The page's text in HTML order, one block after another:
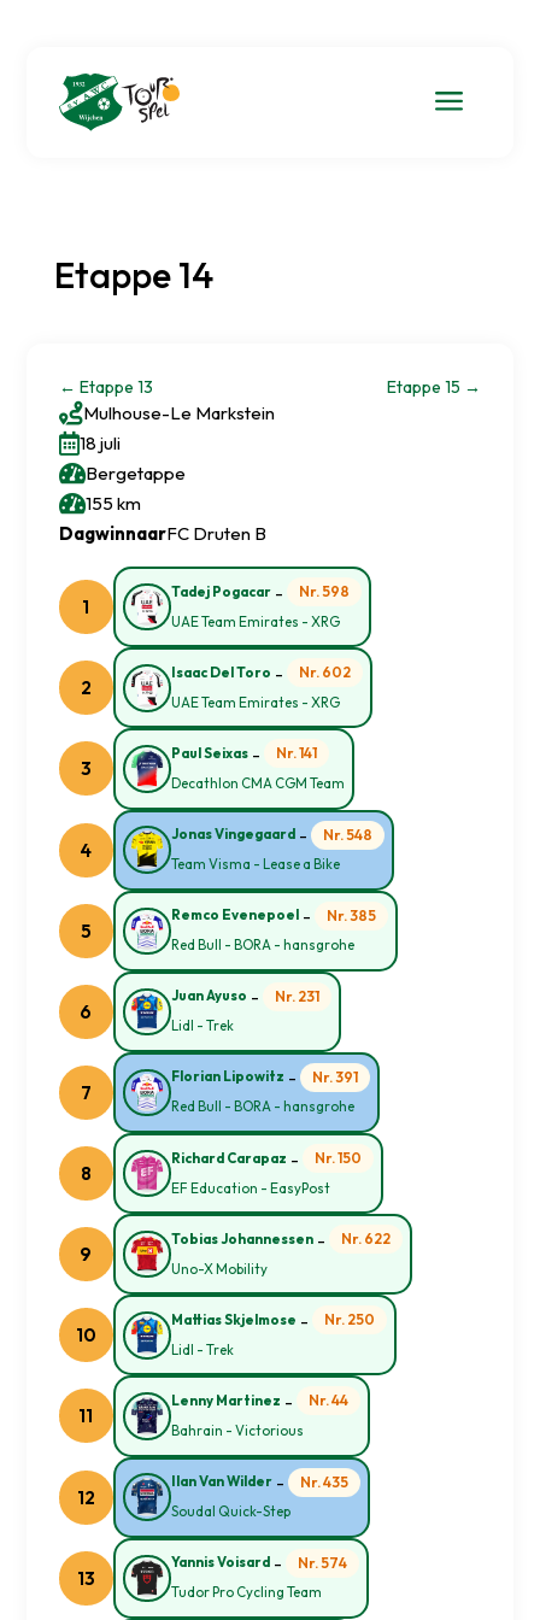
a
Etappe 14
← Etappe 13 Etappe 15 →
Mulhouse-Le Markstein
18 juli
Bergetappe
155 km
DagwinnaarFC Druten B
1
Tadej Pogacar- Nr. 598
UAE Team Emirates - XRG
2
Isaac Del Toro - Nr. 602
UAE Team Emirates - XRG
3
Paul Seixas- Nr. 141
Decathlon CMA CGM Team
4
Jonas Vingegaard- Nr. 548
Team Visma - Lease a Bike
5
Remco Evenepoel - Nr. 385
Red Bull - BORA - hansgrohe
6
Juan Ayuso - Nr. 231
Lidl - Trek
7
Florian Lipowitz - Nr. 391
Red Bull - BORA - hansgrohe
8
Richard Carapaz - Nr. 150
EF Education - EasyPost
9
Tobias Johannessen- Nr. 622
Uno-X Mobility
10
Mattias Skjelmose - Nr. 250
Lidl - Trek
11
Lenny Martinez - Nr. 44
Bahrain - Victorious
12
Ilan Van Wilder- Nr. 435
Soudal Quick-Step
13
Yannis Voisard- Nr. 574
Tudor Pro Cycling Team